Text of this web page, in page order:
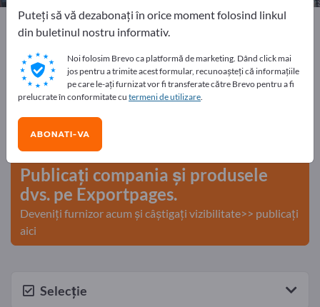
Home Servicii
Expedieri şi transporturi
Servicii de logistică
Faceți publicitate gratuit pe
Exportpages!
Nevoile – Ofertele – Bunuri second-hand – Contacte
comerciale >> începeți aici
Publicați compania și produsele
dvs. pe Exportpages.
Deveniți furnizor acum și câștigați vizibilitate>> publicați
aici
Selecție
Puteți să vă dezabonați în orice moment folosind linkul
din buletinul nostru informativ.
Noi folosim Brevo ca platformă de marketing. Dând click mai
jos pentru a trimite acest formular, recunoașteți că informațiile
pe care le-ați furnizat vor fi transferate către Brevo pentru a fi
prelucrate în conformitate cu termeni de utilizare.
ABONATI-VA